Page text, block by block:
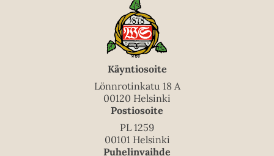
Käyntiosoite
Lönnrotinkatu 18 A
00120 Helsinki
Postiosoite
PL 1259
00101 Helsinki
Puhelinvaihde